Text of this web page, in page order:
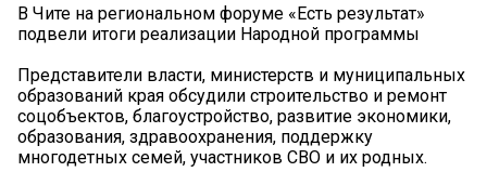
В Чите на региональном форуме «Есть результат»
подвели итоги реализации Народной программы
Представители власти, министерств и муниципальных
образований края обсудили строительство и ремонт
соцобъектов, благоустройство, развитие экономики,
образования, здравоохранения, поддержку
многодетных семей, участников СВО и их родных.